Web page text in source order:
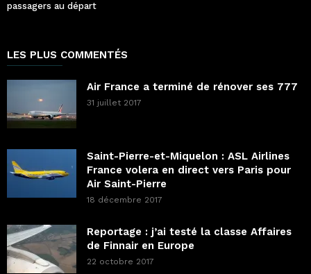
passagers au départ
LES PLUS COMMENTÉS
Air France a terminé de rénover ses 777
31 juillet 2017
Saint-Pierre-et-Miquelon : ASL Airlines
France volera en direct vers Paris pour
Air Saint-Pierre
18 décembre 2017
Reportage : j’ai testé la classe Affaires
de Finnair en Europe
22 octobre 2017